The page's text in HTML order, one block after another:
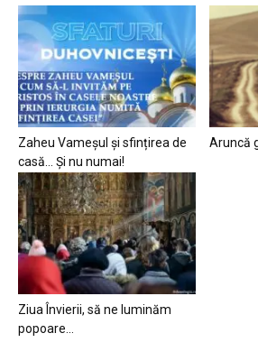
Zaheu Vameșul și sfințirea de
casă… Și nu numai!
Aruncă
Ziua Învierii, să ne luminăm
popoare…